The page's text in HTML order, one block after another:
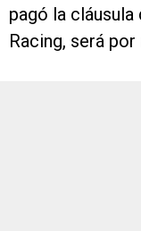
pagó la
Racing, será